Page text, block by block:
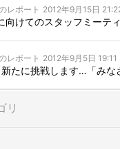
レポート 2012年9月15日
向けてのスタッフミーテ
レポート 2012年9月5日 19:11
たに挑戦します…「みな
リ